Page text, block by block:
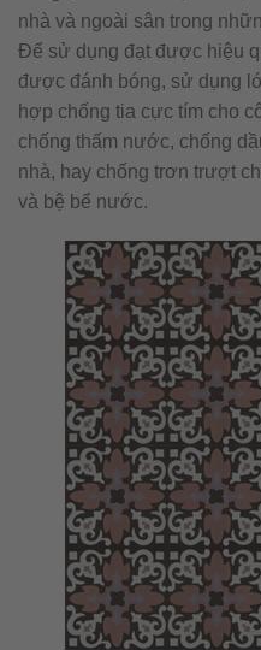
nhà và ngoài sân trong
Để sử dụng đạt được hiệu
được đánh bóng, sử dụng
hợp chống tia cực tím cho
chống thấm nước, chống
nhà, hay chống trơn trượt
và bệ bể nước.